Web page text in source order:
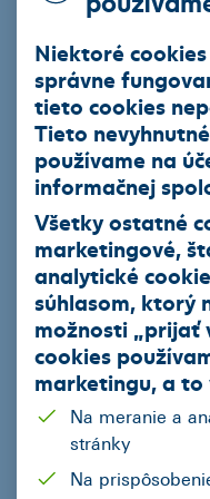
Zaujíma vás prečo
potrebujeme IČO?
Správa - Počet Zostávajúcich Znakov
so spracovaním
Niektoré
správne
tieto cookies
Tieto
používame na
informačnej
Všetky ostatné
marketingové,
analytické
súhlasom, ktorý
možnosti „ prijať
cookies
marketingu, a
Na meranie a
stránky
Na